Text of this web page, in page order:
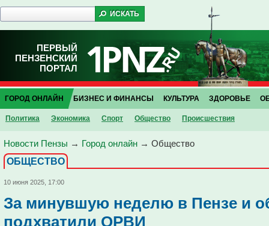
ПЕРВЫЙ
ПЕНЗЕНСКИЙ
ПОРТАЛ
ГОРОД ОНЛАЙН
Политика Экономика Спорт Общество Проиcшествия
БИЗНЕС И ФИНАНСЫ КУЛЬТУРА ЗДОРОВЬЕ
Новости Пензы → Город онлайн → Общество
ОБЩЕСТВО
10 июня 2025, 17:00
За минувшую неделю в Пензе и
подхватили ОРВИ